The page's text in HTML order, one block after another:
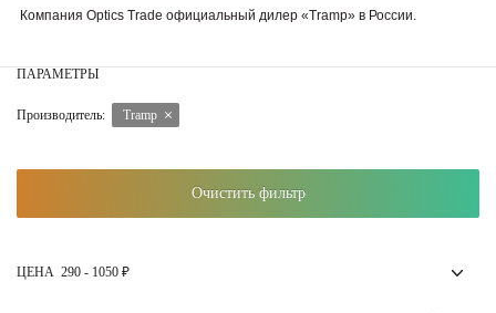
Компания Optics Trade официальный дилер «Tramp» в России.
ПАРАМЕТРЫ
Производитель: Tramp
Очистить фильтр
ЦЕНА 290 - 1050 ₽